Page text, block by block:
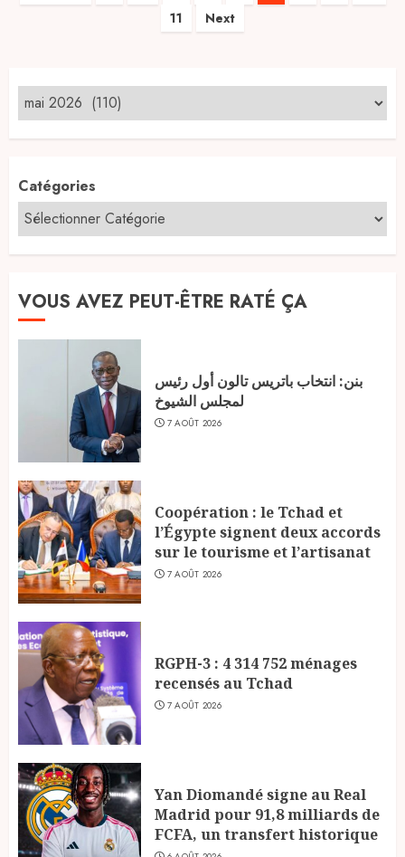
11
Next
Catégories
VOUS AVEZ PEUT-ÊTRE RATÉ ÇA
بنن: انتخاب باتريس تالون أول رئيس
لمجلس الشيوخ
7 AOÛT 2026
Coopération : le Tchad et
l’Égypte signent deux accords
sur le tourisme et l’artisanat
7 AOÛT 2026
RGPH-3 : 4 314 752 ménages
recensés au Tchad
7 AOÛT 2026
Yan Diomandé signe au Real
Madrid pour 91,8 milliards de
FCFA, un transfert historique